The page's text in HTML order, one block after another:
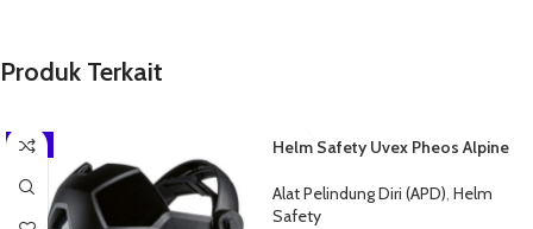
Produk Terkait
-6% Helm Safety Uvex Pheos Alpine
Alat Pelindung Diri (APD) Helm
Safety